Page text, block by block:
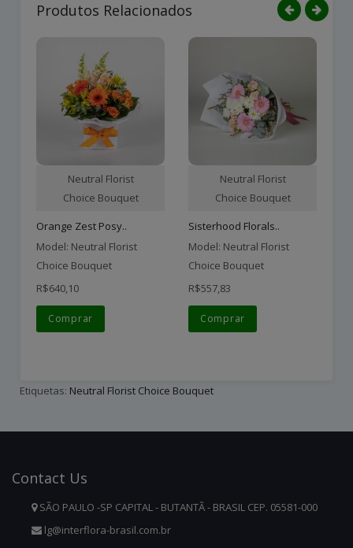
Produtos Relacionados
Neutral Florist
Choice Bouquet
Orange Zest Posy..
Model: Neutral Florist
Choice Bouquet
R$640,10
Comprar
Neutral Florist
Choice Bouquet
Sisterhood Florals..
Model: Neutral Florist
Choice Bouquet
R$557,83
Comprar
Etiquetas: Neutral Florist Choice Bouquet
Contact Us
SÃO PAULO -SP CAPITAL - BUTANTÃ - BRASIL CEP. 05581-000
lg@interflora-brasil.com.br